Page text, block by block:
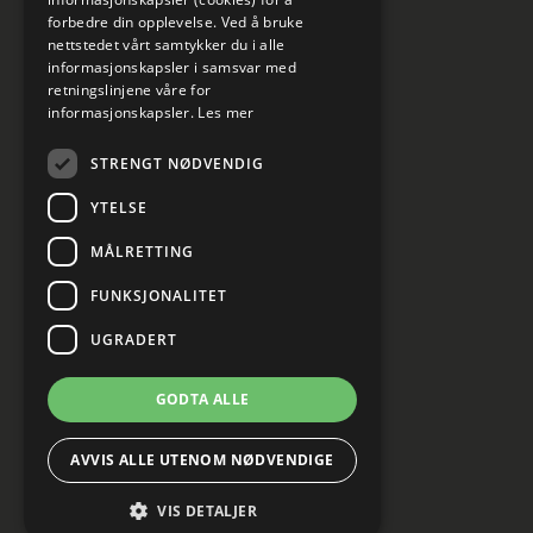
forbedre din opplevelse. Ved å bruke
nettstedet vårt samtykker du i alle
informasjonskapsler i samsvar med
retningslinjene våre for
informasjonskapsler. Les mer
STRENGT NØDVENDIG
YTELSE
MÅLRETTING
FUNKSJONALITET
UGRADERT
GODTA ALLE
AVVIS ALLE UTENOM NØDVENDIGE
VIS DETALJER